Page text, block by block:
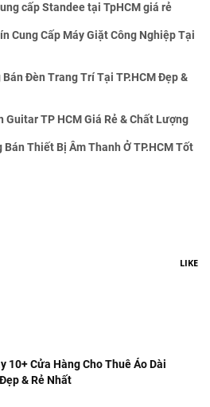
cấp Standee tại TpHCM giá rẻ
Cung Cấp Máy Giặt Công Nghiệp Tại
Đèn Trang Trí Tại TP.HCM Đẹp &
Guitar TP HCM Giá Rẻ & Chất Lượng
Ở TP.HCM Tốt
LIKE
10+ Cửa Hàng Cho Thuê Áo Dài
& Rẻ Nhất